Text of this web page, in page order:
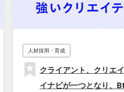
人材採用・育成
クライアント、クリエ
イナビが一つとなり、